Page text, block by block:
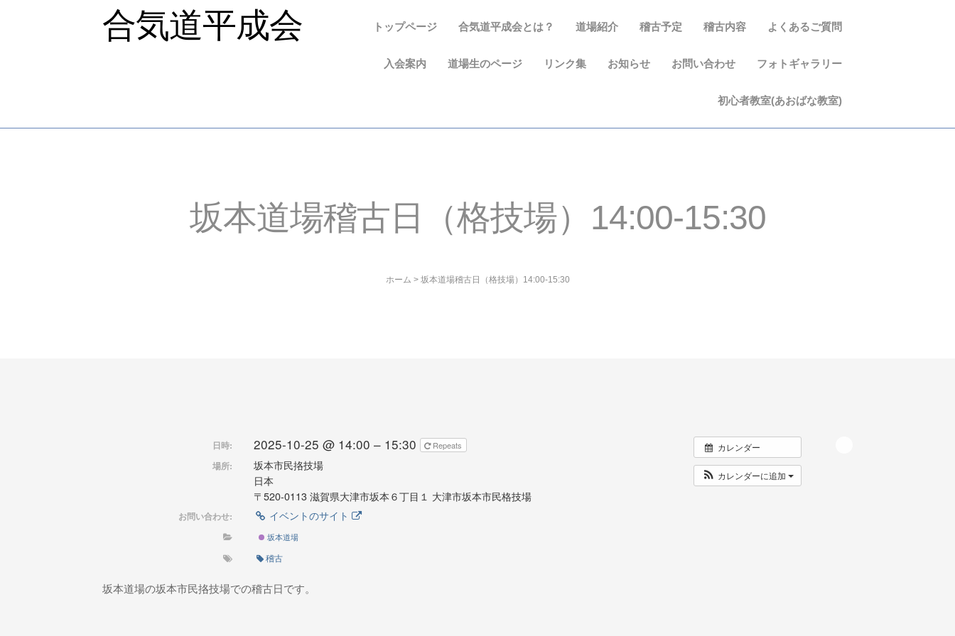
合気道平成会 よくあるご質問
稽古内容
稽古予定
道場紹介
合気道平成会とは？
トップページ
フォトギャラリー
お問い合わせ
お知らせ
リンク集
道場生のページ
入会案内
初心者教室(あおばな教室)
坂本道場稽古日（格技場）14:00-15:30
ホーム > 坂本道場稽古日（格技場）14:00-15:30
カレンダー
カレンダーに追加
日時: 2025-10-25 @ 14:00 – 15:30 Repeats
場所:
坂本市民挌技場
日本
〒520-0113 滋賀県大津市坂本６丁目１ 大津市坂本市民格技場
お問い合わせ: イベントのサイト
坂本道場
稽古
坂本道場の坂本市民挌技場での稽古日です。